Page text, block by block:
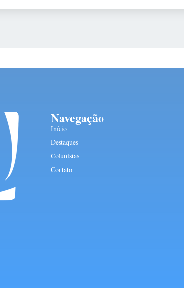
Navegação
Início
Destaques
Colunistas
Contato